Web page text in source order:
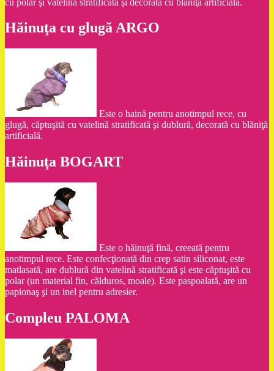
Hăinuţa cu glugă ARGO
Este o haină pentru anotimpul rece, cu
glugă, căptuşită cu vatelină stratificată şi dublură, decorată cu blăniţă
artificială.
Hăinuţa BOGART
Este o hăinuţă fină, creeată pentru
anotimpul rece. Este confecţionată din crep satin siliconat, este
matlasată, are dublură din vatelină stratificată şi este căptuşită cu
polar (un material fin, călduros, moale). Este paspoalată, are un
papionaş şi un inel pentru adresier.
Compleu PALOMA